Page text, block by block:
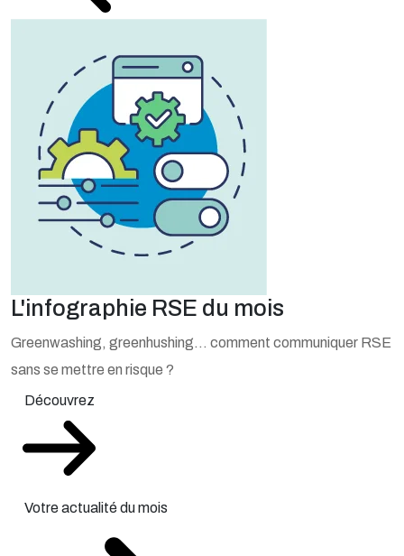
L'infographie RSE du mois
Greenwashing, greenhushing… comment communiquer RSE
sans se mettre en risque ?
Découvrez
Votre actualité du mois